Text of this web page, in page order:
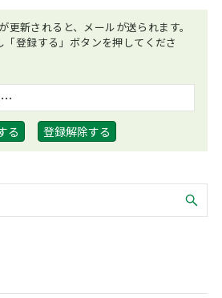
更新されると、メールが送られます。
登録する」ボタンを押してくださ